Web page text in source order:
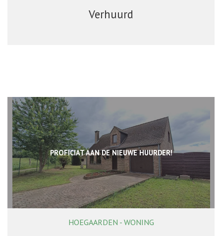
Verhuurd
PROFICIAT AAN DE NIEUWE HUURDER!
161 m² 4 1
HOEGAARDEN - WONING